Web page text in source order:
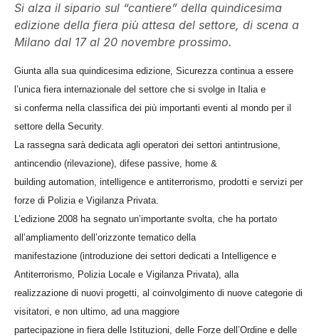
Si alza il sipario sul “cantiere” della quindicesima
edizione della fiera più attesa del settore, di scena a
Milano dal 17 al 20 novembre prossimo.
Giunta alla sua quindicesima edizione, Sicurezza continua a essere
l’unica fiera internazionale del settore che si svolge in Italia e
si conferma nella classifica dei più importanti eventi al mondo per il
settore della Security.
La rassegna sarà dedicata agli operatori dei settori antintrusione,
antincendio (rilevazione), difese passive, home &
building automation, intelligence e antiterrorismo, prodotti e servizi per
forze di Polizia e Vigilanza Privata.
L’edizione 2008 ha segnato un’importante svolta, che ha portato
all’ampliamento dell’orizzonte tematico della
manifestazione (introduzione dei settori dedicati a Intelligence e
Antiterrorismo, Polizia Locale e Vigilanza Privata), alla
realizzazione di nuovi progetti, al coinvolgimento di nuove categorie di
visitatori, e non ultimo, ad una maggiore
partecipazione in fiera delle Istituzioni, delle Forze dell’Ordine e delle